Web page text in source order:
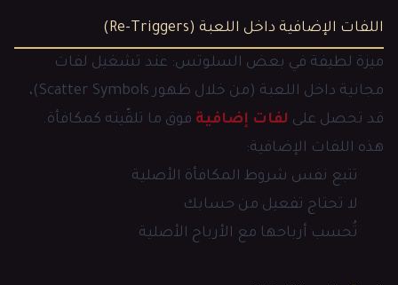
اللفات الإضافية داخل اللعبة (Re-Triggers)
ميزة لطيفة في بعض السلوتس: عند تشغيل لفات
مجانية داخل اللعبة (من خلال ظهور Scatter Symbols)،
قد تحصل على لفات إضافية فوق ما تلقّيته كمكافأة.
هذه اللفات الإضافية:
تتبع نفس شروط المكافأة الأصلية
لا تحتاج تفعيل من حسابك
تُحسب أرباحها مع الأرباح الأصلية